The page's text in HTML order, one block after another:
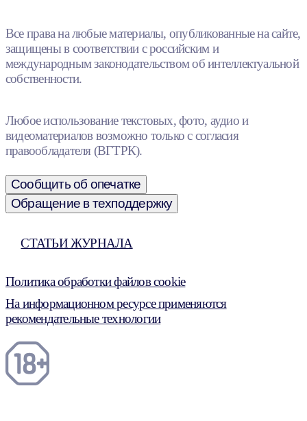
Все права на любые материалы, опубликованные на сайте,
защищены в соответствии с российским и
международным законодательством об интеллектуальной
собственности.
Любое использование текстовых, фото, аудио и
видеоматериалов возможно только с согласия
правообладателя (ВГТРК).
Сообщить об опечатке
Обращение в техподдержку
СТАТЬИ ЖУРНАЛА
Политика обработки файлов cookie
На информационном ресурсе применяются
рекомендательные технологии